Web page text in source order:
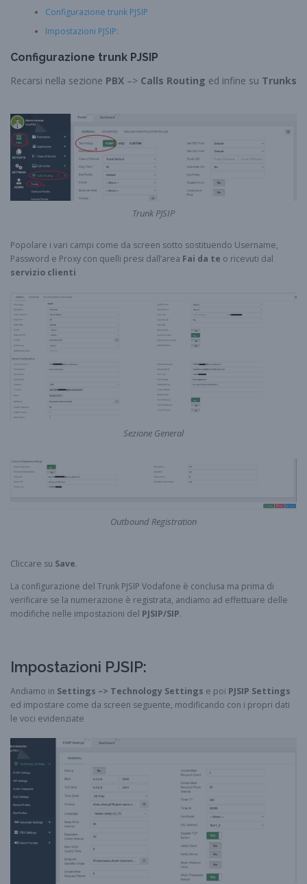
Configurazione trunk PJSIP
Impostazioni PJSIP:
Configurazione trunk PJSIP
Recarsi nella sezione PBX –> Calls Routing ed infine su Trunks
Trunk PJSIP
Popolare i vari campi come da screen sotto sostituendo Username,
Password e Proxy con quelli presi dall’area Fai da te o ricevuti dal
servizio clienti
Sezione General
Outbound Registration
Cliccare su Save.
La configurazione del Trunk PJSIP Vodafone è conclusa ma prima di
verificare se la numerazione è registrata, andiamo ad effettuare delle
modifiche nelle impostazioni del PJSIP/SIP.
Impostazioni PJSIP:
Andiamo in Settings –> Technology Settings e poi PJSIP Settings
ed impostare come da screen seguente, modificando con i propri dati
le voci evidenziate